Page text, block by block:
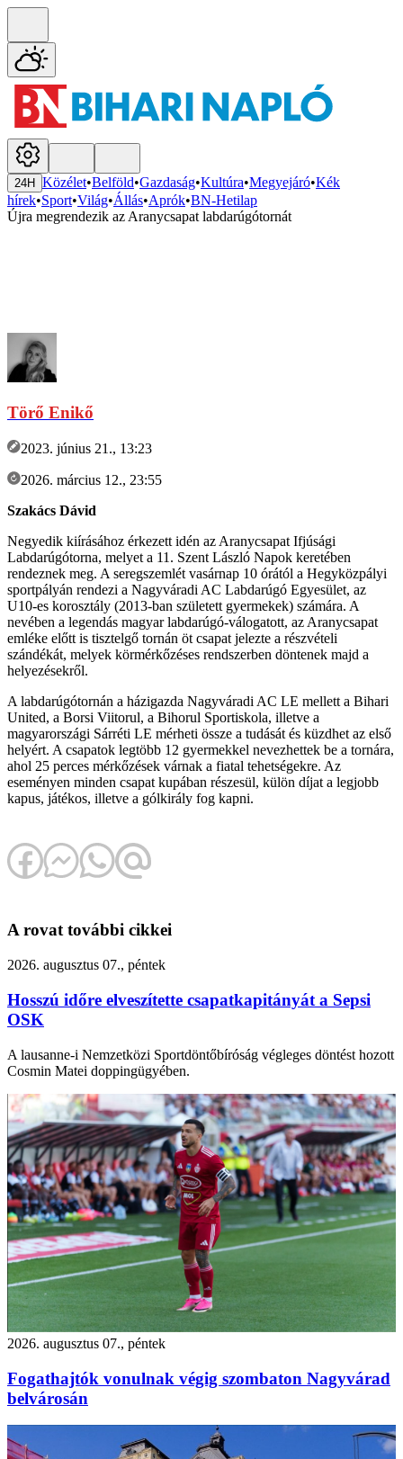
24H Közélet•Belföld•Gazdaság•Kultúra•Megyejáró•Kék
hírek•Sport•Világ•Állás•Aprók•BN-Hetilap
Újra megrendezik az Aranycsapat labdarúgótornát
Törő Enikő
2023. június 21., 13:23
2026. március 12., 23:55
Szakács Dávid
Negyedik kiírásához érkezett idén az Aranycsapat Ifjúsági
Labdarúgótorna, melyet a 11. Szent László Napok keretében
rendeznek meg. A seregszemlét vasárnap 10 órától a Hegyközpályi
sportpályán rendezi a Nagyváradi AC Labdarúgó Egyesület, az
U10-es korosztály (2013-ban született gyermekek) számára. A
nevében a legendás magyar labdarúgó-válogatott, az Aranycsapat
emléke előtt is tisztelgő tornán öt csapat jelezte a részvételi
szándékát, melyek körmérkőzéses rendszerben döntenek majd a
helyezésekről.
A labdarúgótornán a házigazda Nagyváradi AC LE mellett a Bihari
United, a Borsi Viitorul, a Bihorul Sportiskola, illetve a
magyarországi Sárréti LE mérheti össze a tudását és küzdhet az első
helyért. A csapatok legtöbb 12 gyermekkel nevezhettek be a tornára,
ahol 25 perces mérkőzések várnak a fiatal tehetségekre. Az
eseményen minden csapat kupában részesül, külön díjat a legjobb
kapus, játékos, illetve a gólkirály fog kapni.
A rovat további cikkei
2026. augusztus 07., péntek
Hosszú időre elveszítette csapatkapitányát a Sepsi
OSK
A lausanne-i Nemzetközi Sportdöntőbíróság végleges döntést hozott
Cosmin Matei doppingügyében.
2026. augusztus 07., péntek
Fogathajtók vonulnak végig szombaton Nagyvárad
belvárosán